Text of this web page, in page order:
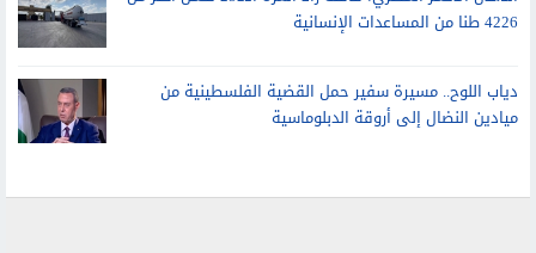
الهلال الأحمر المصري: قافلة زاد العزة الـ252 تحمل أكثر من
4226 طنا من المساعدات الإنسانية
دياب اللوح.. مسيرة سفير حمل القضية الفلسطينية من
ميادين النضال إلى أروقة الدبلوماسية